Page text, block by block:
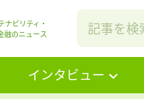
ナビリティ・
融のニュース
インタビュー